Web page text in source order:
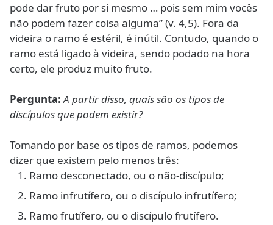
pode dar fruto por si mesmo … pois sem mim vocês
não podem fazer coisa alguma” (v. 4,5). Fora da
videira o ramo é estéril, é inútil. Contudo, quando o
ramo está ligado à videira, sendo podado na hora
certo, ele produz muito fruto.
Pergunta: A partir disso, quais são os tipos de
discípulos que podem existir?
Tomando por base os tipos de ramos, podemos
dizer que existem pelo menos três:
Ramo desconectado, ou o não-discípulo;
Ramo infrutífero, ou o discípulo infrutífero;
Ramo frutífero, ou o discípulo frutífero.